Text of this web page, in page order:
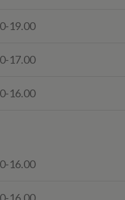
19.00
17.00
16.00
16.00